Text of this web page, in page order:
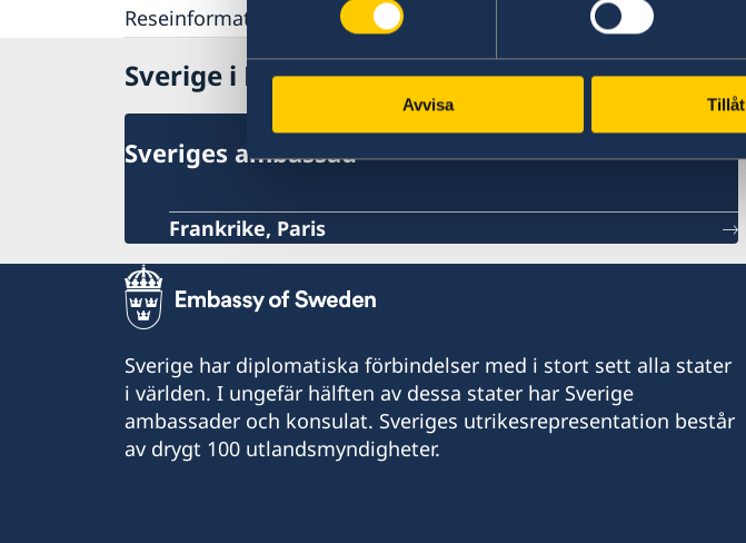
Avvisa
Reseinformation
Ambassadens reseinformation
Aktuella händelser
Allmänna säkerhetsläget
Terrorism
Naturförhållanden och katastrofer
Hälso- och sjukvård
Lokala lagar och sedvänjor
Kriminalitet och personlig säkerhet
Trafiksäkerhet
Inför resan
Om olyckan är framme
Sverige i Monaco
Sveriges ambassad
Frankrike, Paris
Sverige har diplomatiska förbindelser med i stort sett alla stater
i världen. I ungefär hälften av dessa stater har Sverige
ambassader och konsulat. Sveriges utrikesrepresentation består
av drygt 100 utlandsmyndigheter.